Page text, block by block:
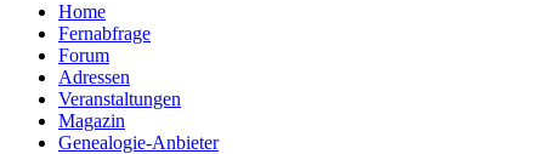
Home
Fernabfrage
Forum
Adressen
Veranstaltungen
Magazin
Genealogie-Anbieter